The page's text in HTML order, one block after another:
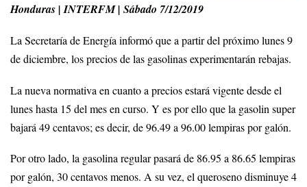
Honduras | INTERFM | Sábado 7/12/2019
La Secretaría de Energía informó que a partir del próximo lunes 9
de diciembre, los precios de las gasolinas experimentarán rebajas.
La nueva normativa en cuanto a precios estará vigente desde el
lunes hasta 15 del mes en curso. Y es por ello que la gasolin super
bajará 49 centavos; es decir, de 96.49 a 96.00 lempiras por galón.
Por otro lado, la gasolina regular pasará de 86.95 a 86.65 lempiras
por galón, 30 centavos menos. A su vez, el queroseno disminuye 4